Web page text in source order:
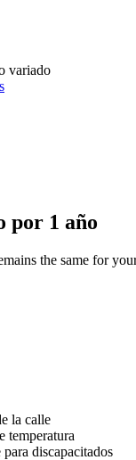
variado
por 1 año
the same for
la calle
temperatura
discapacitados